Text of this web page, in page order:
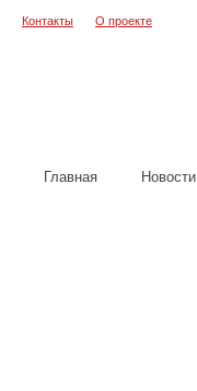
Контакты О проекте
Главная Новости